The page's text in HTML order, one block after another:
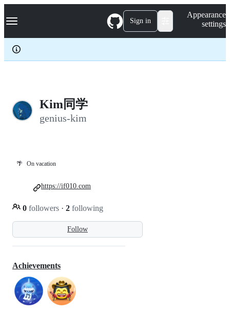
k
p
c
Navigation Menu Sign in
Appearance
settings
Kim同学
genius-kim
🌴 On vacation
Follow
0 followers · 2 following
https://if010.com
Achievements